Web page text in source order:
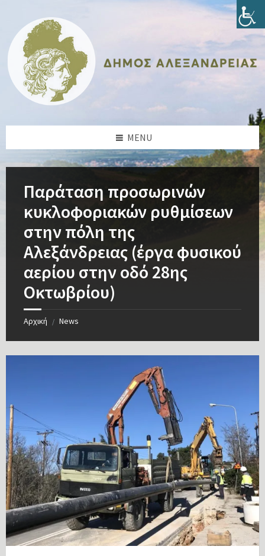
content
sidebar
sidebar
footer
MENU
Παράταση προσωρινών
κυκλοφοριακών ρυθμίσεων
στην πόλη της
Αλεξάνδρειας (έργα φυσικού
αερίου στην οδό 28ης
Οκτωβρίου)
Αρχική / News